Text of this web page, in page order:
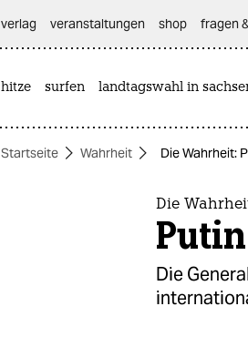
themen
verlag
veranstaltungen shop fragen
hitze surfen landtagswahl in
Startseite Wahrheit Die Wahrheit:
Die
Die